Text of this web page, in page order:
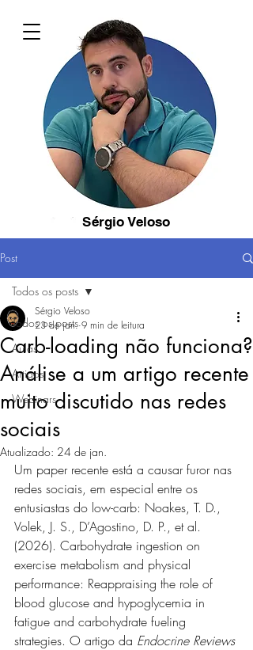
Sérgio Veloso
Post
Todos os posts
Aulas
Artigos
Webinars
Todos os posts
Carb-loading não funciona?
Análise a um artigo recente
muito discutido nas redes
sociais
Sérgio Veloso
23 de jan. 9 min de leitura
Atualizado: 24 de jan.
Um paper recente está a causar furor nas
redes sociais, em especial entre os
entusiastas do low-carb: Noakes, T. D.,
Volek, J. S., D’Agostino, D. P., et al.
(2026). Carbohydrate ingestion on
exercise metabolism and physical
performance: Reappraising the role of
blood glucose and hypoglycemia in
fatigue and carbohydrate fueling
strategies. O artigo da Endocrine Reviews